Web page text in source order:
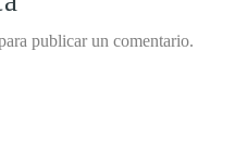
publicar un comentario.